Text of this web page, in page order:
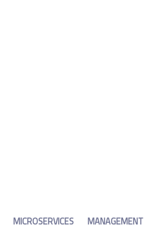
MANAGEMENT
MICROSERVICES